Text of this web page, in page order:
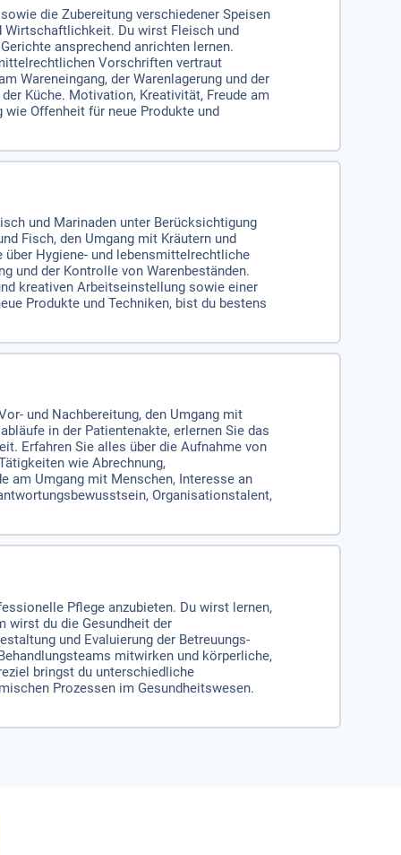
die Zubereitung verschiedener Speisen
Wirtschaftlichkeit. Du wirst Fleisch und
ansprechend anrichten lernen.
Vorschriften vertraut
Wareneingang, der Warenlagerung und der
Küche. Motivation, Kreativität, Freude am
Offenheit für neue Produkte und
und Marinaden unter Berücksichtigung
Fisch, den Umgang mit Kräutern und
über Hygiene- und lebensmittelrechtliche
und der Kontrolle von Warenbeständen.
kreativen Arbeitseinstellung sowie einer
Produkte und Techniken, bist du bestens
und Nachbereitung, den Umgang mit
in der Patientenakte, erlernen Sie das
Erfahren Sie alles über die Aufnahme von
wie Abrechnung,
am Umgang mit Menschen, Interesse an
Organisationstalent,
Pflege anzubieten. Du wirst lernen,
wirst du die Gesundheit der
und Evaluierung der Betreuungs-
mitwirken und körperliche,
bringst du unterschiedliche
Prozessen im Gesundheitswesen.